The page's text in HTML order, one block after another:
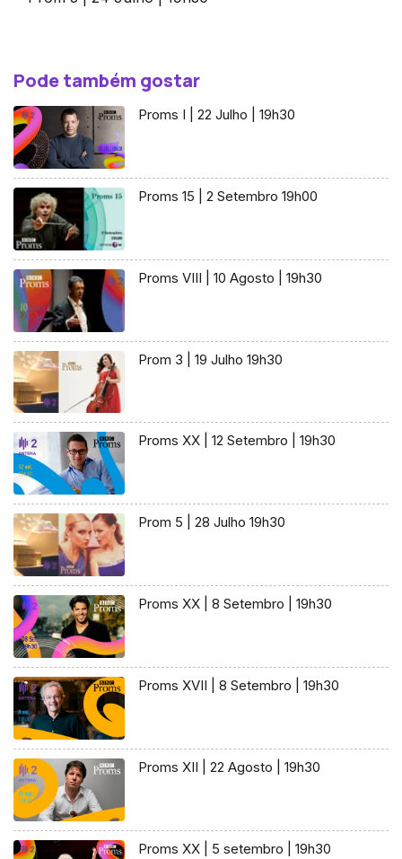
Pode também gostar
Proms I | 22 Julho | 19h30
Proms 15 | 2 Setembro 19h00
Proms VIII | 10 Agosto | 19h30
Prom 3 | 19 Julho 19h30
Proms XX | 12 Setembro | 19h30
Prom 5 | 28 Julho 19h30
Proms XX | 8 Setembro | 19h30
Proms XVII | 8 Setembro | 19h30
Proms XII | 22 Agosto | 19h30
Proms XX | 5 setembro | 19h30